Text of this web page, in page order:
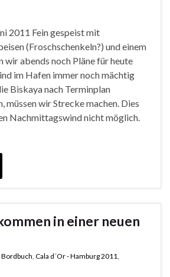
2011 Fein gespeist mit
(Froschschenkeln?) und einem
wir abends noch Pläne für heute
im Hafen immer noch mächtig
Biskaya nach Terminplan
müssen wir Strecke machen. Dies
Nachmittagswind nicht möglich.
in einer neuen
Bordbuch Cala d´Or - Hamburg 2011